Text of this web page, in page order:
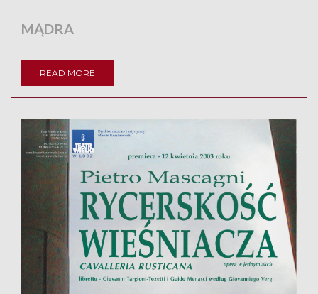
MĄDRA
READ MORE